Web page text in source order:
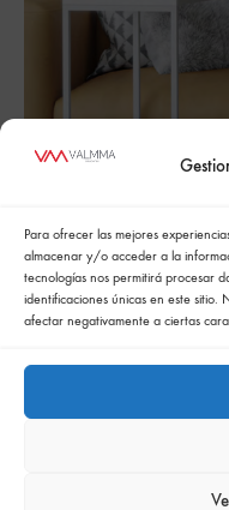
Para ofrecer las mejores
almacenar y/o acceder a la
tecnologías nos permitirá procesar
identificaciones únicas en este
afectar negativamente a ciertas
Mesita Sofa
Comunicación de la